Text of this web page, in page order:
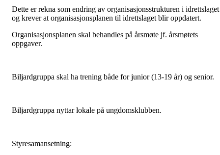
Dette er rekna som endring av organisasjonsstrukturen i idrettslaget
og krever at organisasjonsplanen til idrettslaget blir oppdatert.
Organisasjonsplanen skal behandles på årsmøte jf. årsmøtets
oppgaver.
Biljardgruppa skal ha trening både for junior (13-19 år) og senior.
Biljardgruppa nyttar lokale på ungdomsklubben.
Styresamansetning: